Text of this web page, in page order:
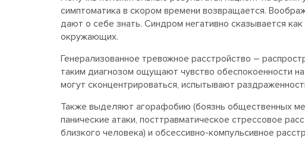
симптоматика в скором времени возвращается.
дают о себе знать. Синдром негативно сказывается как
окружающих.
Генерализованное тревожное расстройство –
таким диагнозом ощущают чувство обеспокоенности
могут сконцентрироваться, испытывают
Также выделяют агорафобию (боязнь общественных
панические атаки, посттравматическое стрессовое
близкого человека) и обсессивно-компульсивное